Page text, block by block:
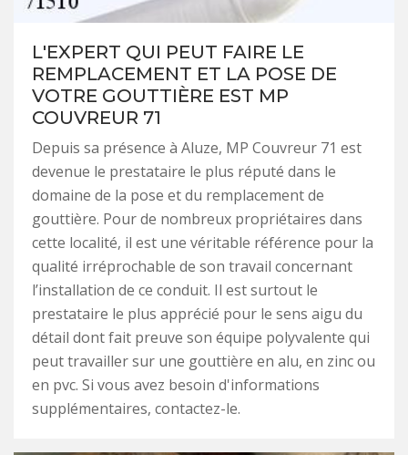
L'EXPERT QUI PEUT FAIRE LE
REMPLACEMENT ET LA POSE DE
VOTRE GOUTTIÈRE EST MP
COUVREUR 71
Depuis sa présence à Aluze, MP Couvreur 71 est
devenue le prestataire le plus réputé dans le
domaine de la pose et du remplacement de
gouttière. Pour de nombreux propriétaires dans
cette localité, il est une véritable référence pour la
qualité irréprochable de son travail concernant
l’installation de ce conduit. Il est surtout le
prestataire le plus apprécié pour le sens aigu du
détail dont fait preuve son équipe polyvalente qui
peut travailler sur une gouttière en alu, en zinc ou
en pvc. Si vous avez besoin d'informations
supplémentaires, contactez-le.